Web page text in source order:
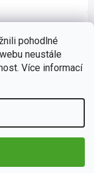
pohodlné
neustále
Více informací